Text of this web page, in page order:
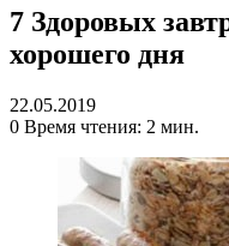
7 Здоровых
хорошего дня
22.05.2019
0 Время чтения: 2 мин.